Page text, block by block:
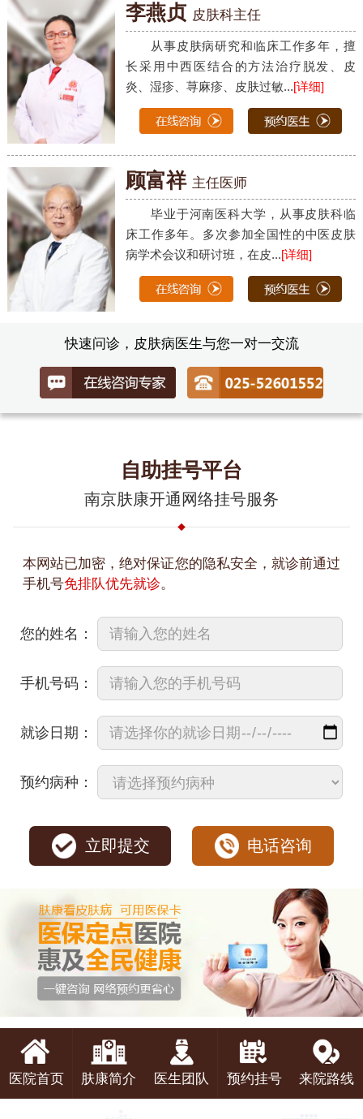
李燕贞 皮肤科主任
从事皮肤病研究和临床工作多年，擅
长采用中西医结合的方法治疗脱发、皮
炎、湿疹、荨麻疹、皮肤过敏...[详细]
顾富祥 主任医师
毕业于河南医科大学，从事皮肤科临
床工作多年。多次参加全国性的中医皮肤
病学术会议和研讨班，在皮...[详细]
快速问诊，皮肤病医生与您一对一交流
自助挂号平台
南京肤康开通网络挂号服务
本网站已加密，绝对保证您的隐私安全，就诊前通过
手机号免排队优先就诊。
您的姓名：
手机号码：
就诊日期：
预约病种：
立即提交 电话咨询
医院首页 肤康简介 医生团队 预约挂号 来院路线